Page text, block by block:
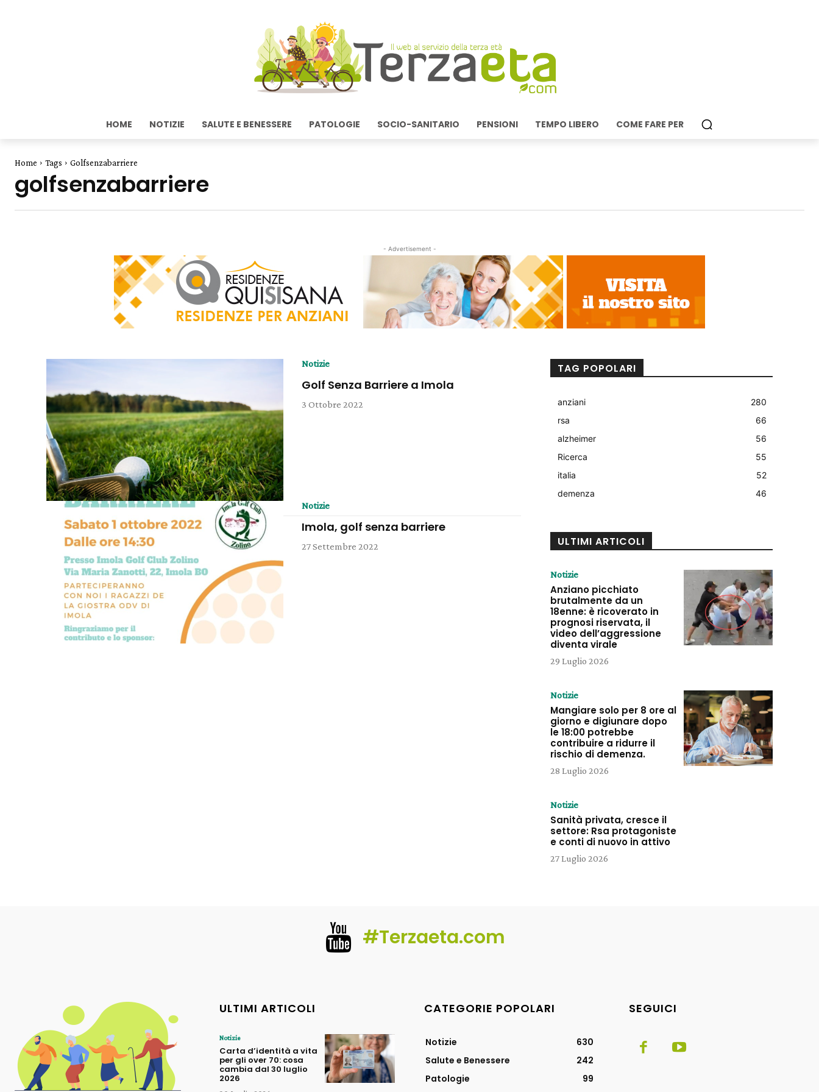
HOME NOTIZIE SALUTE E BENESSERE PATOLOGIE SOCIO-SANITARIO PENSIONI TEMPO LIBERO COME FARE PER
Home Tags Golfsenzabarriere
golfsenzabarriere
- Advertisement -
Notizie
Golf Senza Barriere a Imola
3 Ottobre 2022
Notizie
Imola, golf senza barriere
27 Settembre 2022
TAG POPOLARI
anziani
280
rsa
66
alzheimer
56
Ricerca
55
italia
52
demenza
46
ULTIMI ARTICOLI
Notizie
Anziano picchiato
brutalmente da un
18enne: è ricoverato in
prognosi riservata, il
video dell’aggressione
diventa virale
29 Luglio 2026
Notizie
Mangiare solo per 8 ore al
giorno e digiunare dopo
le 18:00 potrebbe
contribuire a ridurre il
rischio di demenza.
28 Luglio 2026
Notizie
Sanità privata, cresce il
settore: Rsa protagoniste
e conti di nuovo in attivo
27 Luglio 2026
#Terzaeta.com
ULTIMI ARTICOLI
Notizie
Carta d’identità a vita
per gli over 70: cosa
cambia dal 30 luglio
2026
CATEGORIE POPOLARI
Notizie
630
Salute e Benessere
242
Patologie
99
SEGUICI